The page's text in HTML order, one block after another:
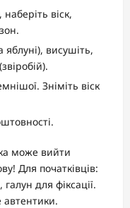
віск,
висушіть,
Зніміть віск
може вийти
Для початківців:
для фіксації.